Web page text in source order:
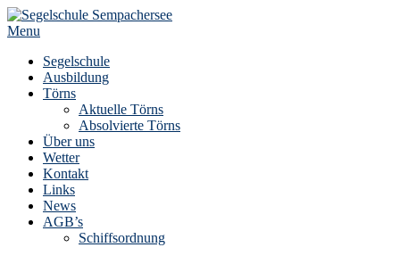
Skip
to
Menu
Segelschule
Ausbildung
Törns
Aktuelle Törns
Absolvierte Törns
Über uns
Wetter
Kontakt
Links
News
AGB’s
Schiffsordnung